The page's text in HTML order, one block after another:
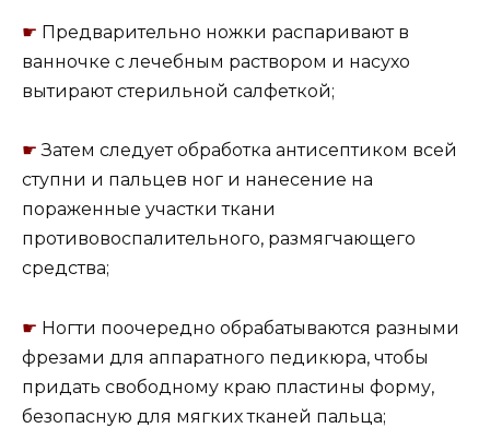
☛ Предварительно ножки распаривают в
ванночке с лечебным раствором и насухо
вытирают стерильной салфеткой;
☛ Затем следует обработка антисептиком всей
ступни и пальцев ног и нанесение на
пораженные участки ткани
противовоспалительного, размягчающего
средства;
☛ Ногти поочередно обрабатываются разными
фрезами для аппаратного педикюра, чтобы
придать свободному краю пластины форму,
безопасную для мягких тканей пальца;